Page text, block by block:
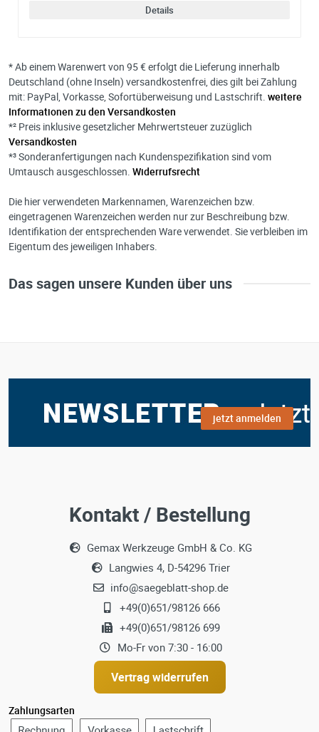
Details
* Ab einem Warenwert von 95 € erfolgt die Lieferung innerhalb
Deutschland (ohne Inseln) versandkostenfrei, dies gilt bei Zahlung
mit: PayPal, Vorkasse, Sofortüberweisung und Lastschrift. weitere
Informationen zu den Versandkosten
*² Preis inklusive gesetzlicher Mehrwertsteuer zuzüglich
Versandkosten
*³ Sonderanfertigungen nach Kundenspezifikation sind vom
Umtausch ausgeschlossen. Widerrufsrecht
Die hier verwendeten Markennamen, Warenzeichen bzw.
eingetragenen Warenzeichen werden nur zur Beschreibung bzw.
Identifikation der entsprechenden Ware verwendet. Sie verbleiben im
Eigentum des jeweiligen Inhabers.
Das sagen unsere Kunden über uns
jetzt anmelden
Kontakt / Bestellung
Gemax Werkzeuge GmbH & Co. KG
Langwies 4, D-54296 Trier
info@saegeblatt-shop.de
+49(0)651/98126 666
+49(0)651/98126 699
Mo-Fr von 7:30 - 16:00
Vertrag widerrufen
Zahlungsarten